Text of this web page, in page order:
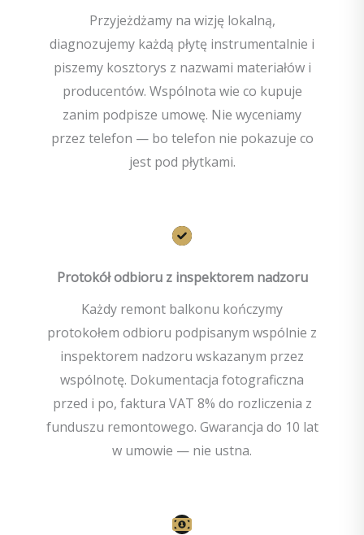
Przyjeżdżamy na wizję lokalną,
diagnozujemy każdą płytę instrumentalnie i
piszemy kosztorys z nazwami materiałów i
producentów. Wspólnota wie co kupuje
zanim podpisze umowę. Nie wyceniamy
przez telefon — bo telefon nie pokazuje co
jest pod płytkami.
Protokół odbioru z inspektorem nadzoru
Każdy remont balkonu kończymy
protokołem odbioru podpisanym wspólnie z
inspektorem nadzoru wskazanym przez
wspólnotę. Dokumentacja fotograficzna
przed i po, faktura VAT 8% do rozliczenia z
funduszu remontowego. Gwarancja do 10 lat
w umowie — nie ustna.